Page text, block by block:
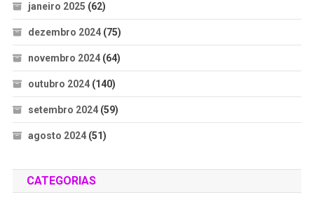
janeiro 2025 (62)
dezembro 2024(75)
novembro 2024(64)
outubro 2024(140)
setembro 2024(59)
agosto 2024(51)
CATEGORIAS